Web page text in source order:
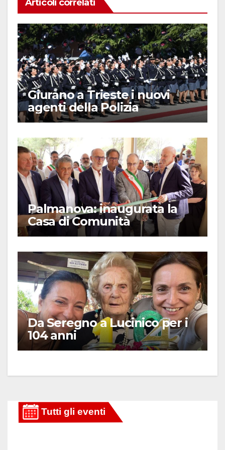
Articoli correlati
Giurano a Trieste i nuovi
agenti della Polizia
Palmanova: inaugurata la
Casa di Comunità
Da Seregno a Lucinico per i
104 anni